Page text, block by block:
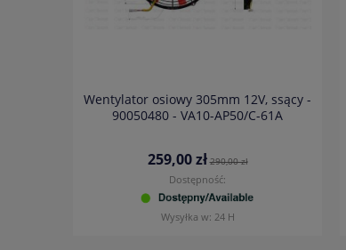
Wentylator osiowy 305mm 12V, ssący -
90050480 - VA10-AP50/C-61A
259,00 zł 290,00 zł
Dostępność:
Wysyłka w: 24 H